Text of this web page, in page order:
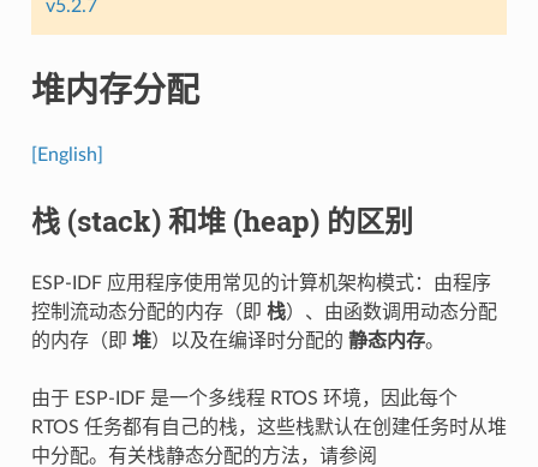
v5.2.7
堆内存分配
[English]
栈 (stack) 和堆 (heap) 的区别
ESP-IDF 应用程序使用常见的计算机架构模式：由程序
控制流动态分配的内存（即 栈）、由函数调用动态分配
的内存（即 堆）以及在编译时分配的 静态内存。
由于 ESP-IDF 是一个多线程 RTOS 环境，因此每个
RTOS 任务都有自己的栈，这些栈默认在创建任务时从堆
中分配。有关栈静态分配的方法，请参阅